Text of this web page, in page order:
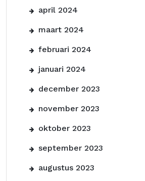
april 2024
maart 2024
februari 2024
januari 2024
december 2023
november 2023
oktober 2023
september 2023
augustus 2023